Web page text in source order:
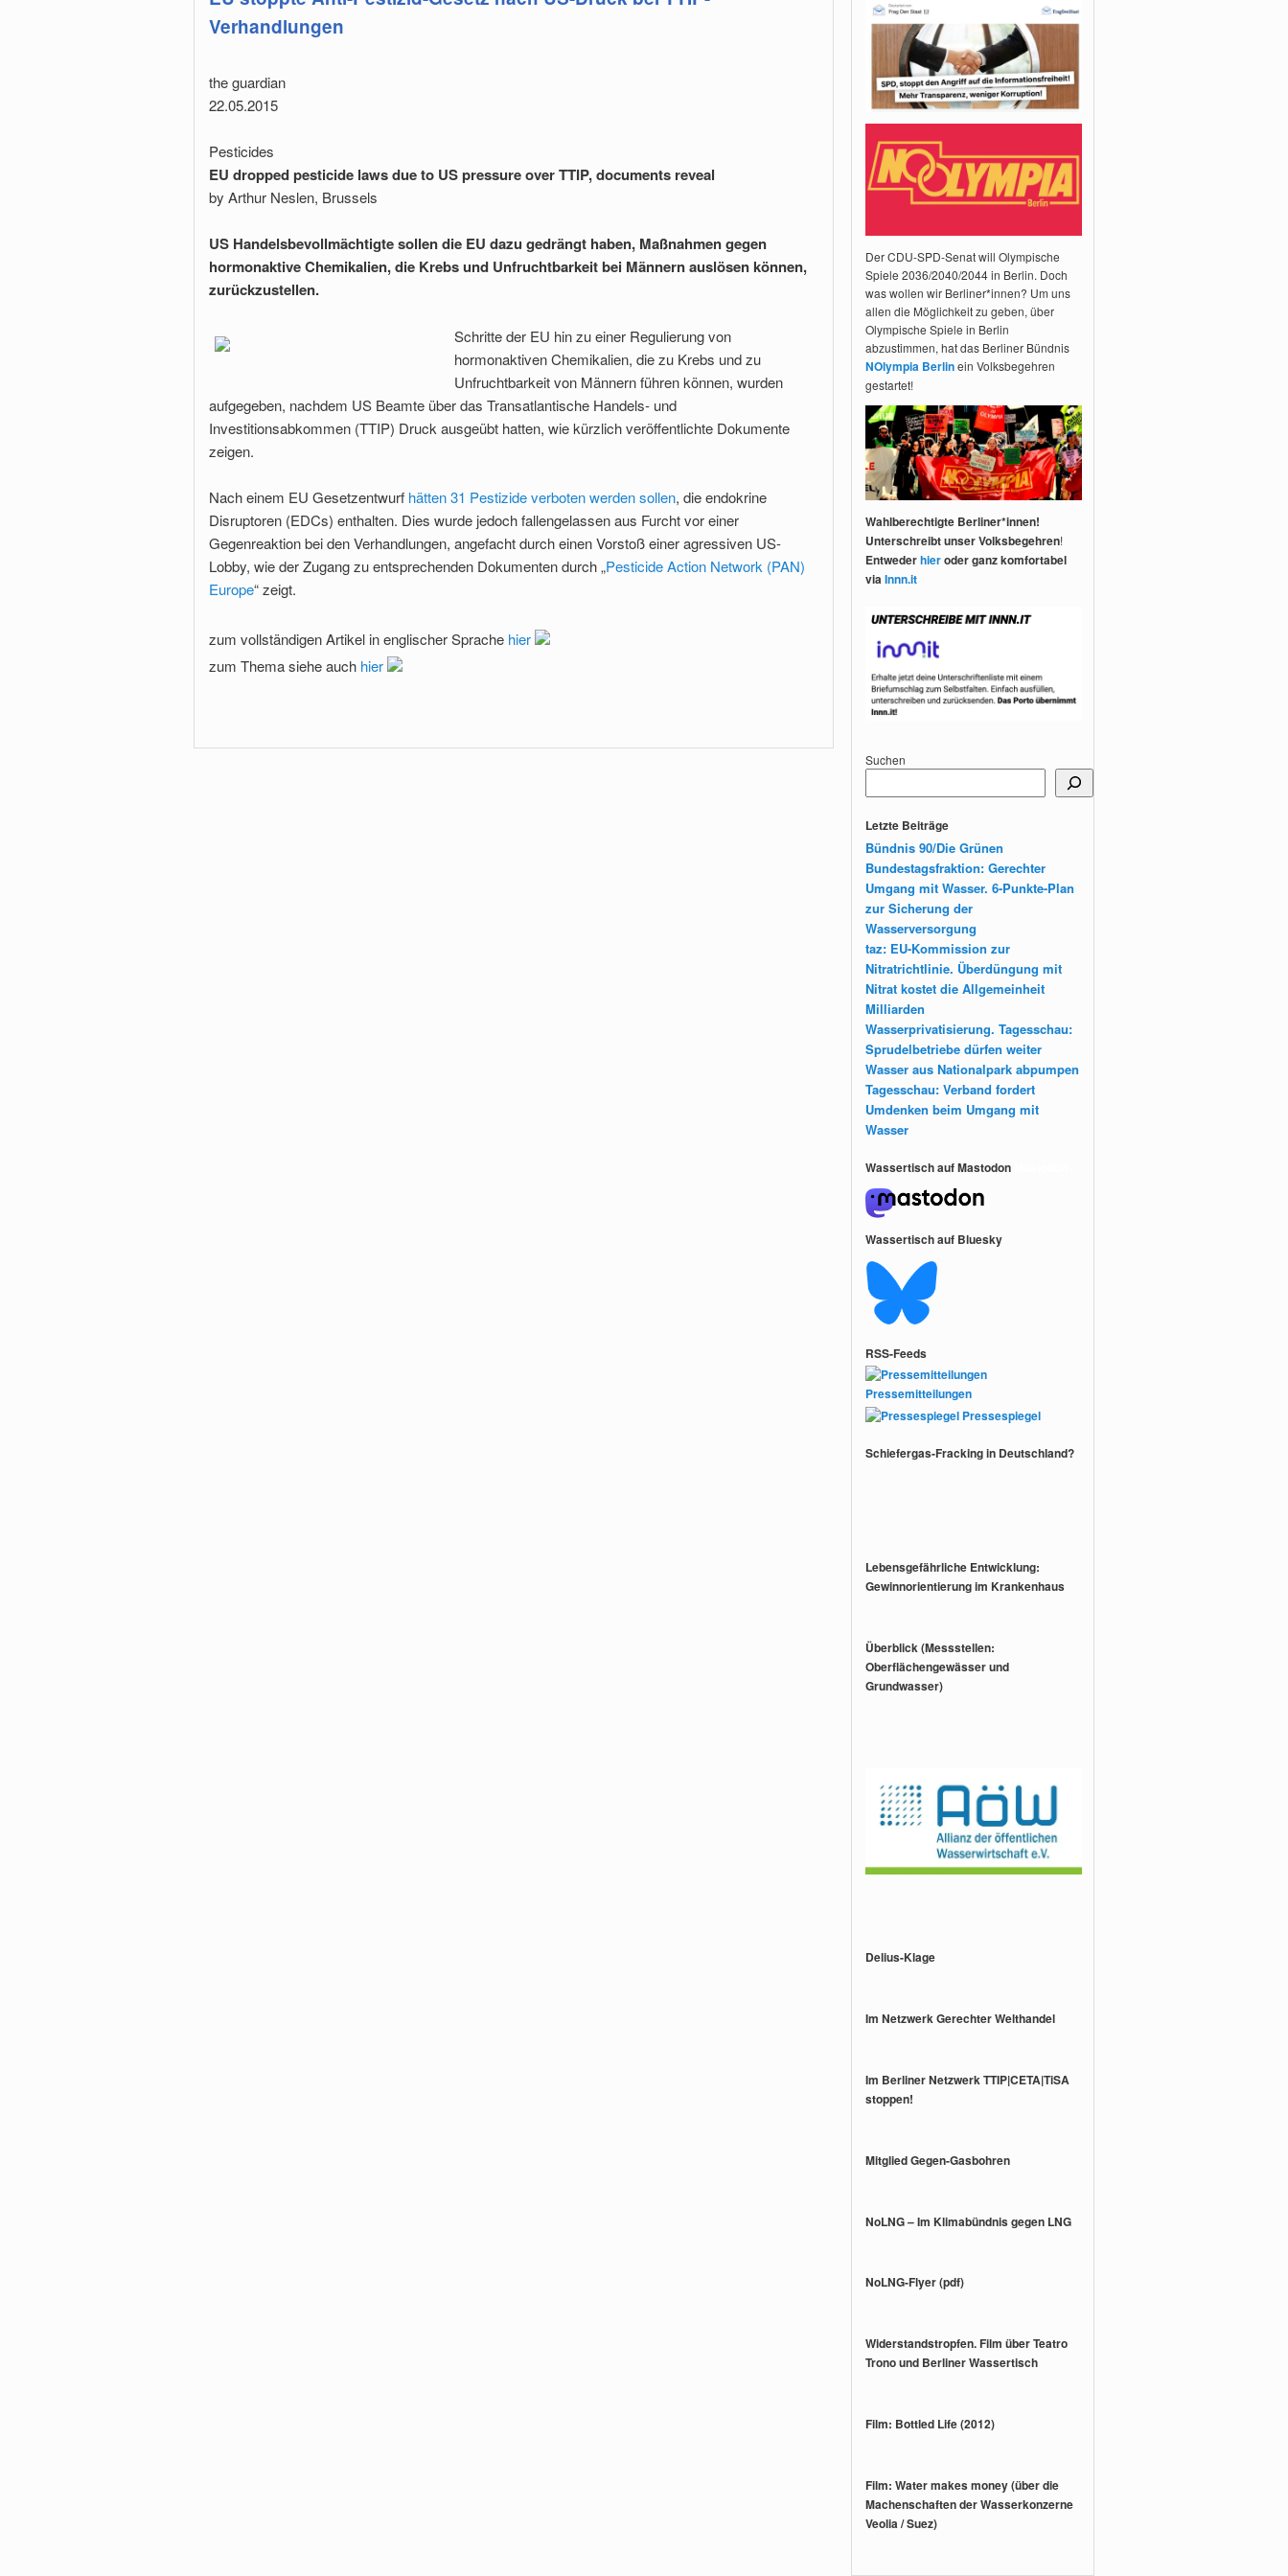
Verhandlungen
the guardian
22.05.2015
Pesticides
EU dropped pesticide laws due to US pressure over TTIP, documents reveal
by Arthur Neslen, Brussels
US Handelsbevollmächtigte sollen die EU dazu gedrängt haben, Maßnahmen gegen
hormonaktive Chemikalien, die Krebs und Unfruchtbarkeit bei Männern auslösen können,
zurückzustellen.
Schritte der EU hin zu einer Regulierung von
hormonaktiven Chemikalien, die zu Krebs und zu
Unfruchtbarkeit von Männern führen können, wurden
aufgegeben, nachdem US Beamte über das Transatlantische Handels- und
Investitionsabkommen (TTIP) Druck ausgeübt hatten, wie kürzlich veröffentlichte Dokumente
zeigen.
Nach einem EU Gesetzentwurf hätten 31 Pestizide verboten werden sollen, die endokrine
Disruptoren (EDCs) enthalten. Dies wurde jedoch fallengelassen aus Furcht vor einer
Gegenreaktion bei den Verhandlungen, angefacht durch einen Vorstoß einer agressiven US-
Lobby, wie der Zugang zu entsprechenden Dokumenten durch „Pesticide Action Network (PAN)
Europe“ zeigt.
zum vollständigen Artikel in englischer Sprache hier
zum Thema siehe auch hier
Der CDU-SPD-Senat will Olympische
Spiele 2036/2040/2044 in Berlin. Doch
was wollen wir Berliner*innen? Um uns
allen die Möglichkeit zu geben, über
Olympische Spiele in Berlin
abzustimmen, hat das Berliner Bündnis
NOlympia Berlinein Volksbegehren
gestartet!
Wahlberechtigte Berliner*innen!
Unterschreibt unser Volksbegehren!
Entwederhieroder ganz komfortabel
viaInnn.it
Suchen
Letzte Beiträge
Bündnis 90/Die Grünen
Bundestagsfraktion: Gerechter
Umgang mit Wasser. 6-Punkte-Plan
zur Sicherung der
Wasserversorgung
taz: EU-Kommission zur
Nitratrichtlinie. Überdüngung mit
Nitrat kostet die Allgemeinheit
Milliarden
Wasserprivatisierung. Tagesschau:
Sprudelbetriebe dürfen weiter
Wasser aus Nationalpark abpumpen
Tagesschau: Verband fordert
Umdenken beim Umgang mit
Wasser
Wassertisch auf Mastodon
Wassertisch auf Bluesky
RSS-Feeds
Pressemitteilungen
Pressespiegel
Schiefergas-Fracking in Deutschland?
Lebensgefährliche Entwicklung:
Gewinnorientierung im Krankenhaus
Überblick (Messstellen:
Oberflächengewässer und
Grundwasser)
Delius-Klage
Im Netzwerk Gerechter Welthandel
Im Berliner Netzwerk TTIP|CETA|TiSA
stoppen!
Mitglied Gegen-Gasbohren
NoLNG – Im Klimabündnis gegen LNG
NoLNG-Flyer (pdf)
Widerstandstropfen. Film über Teatro
Trono und Berliner Wassertisch
Film: Bottled Life (2012)
Film: Water makes money (über die
Machenschaften der Wasserkonzerne
Veolia / Suez)